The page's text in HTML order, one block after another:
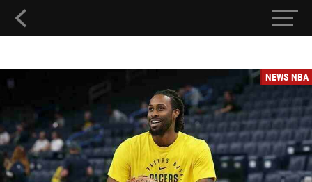
NEWS NBA